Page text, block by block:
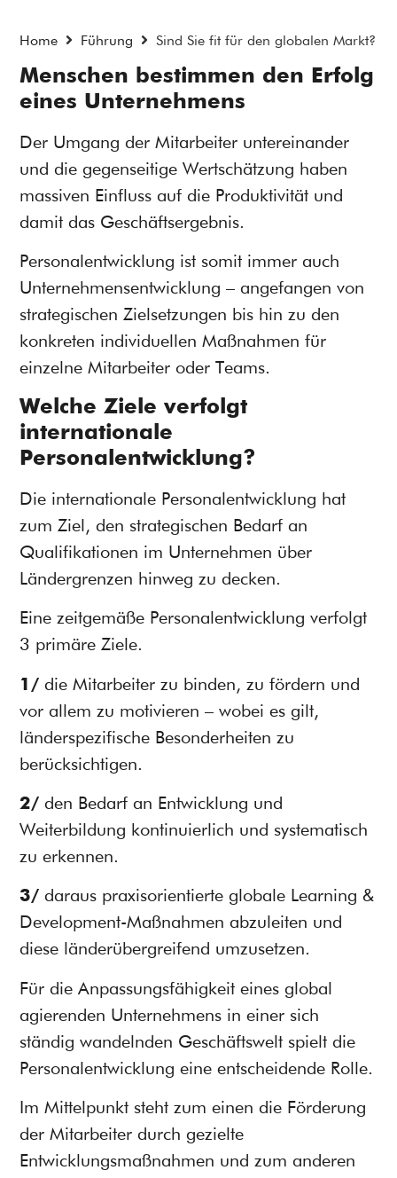
Home Führung Sind Sie fit für den globalen Markt?
Menschen bestimmen den Erfolg
eines Unternehmens
Der Umgang der Mitarbeiter untereinander
und die gegenseitige Wertschätzung haben
massiven Einfluss auf die Produktivität und
damit das Geschäftsergebnis.
Personalentwicklung ist somit immer auch
Unternehmensentwicklung – angefangen von
strategischen Zielsetzungen bis hin zu den
konkreten individuellen Maßnahmen für
einzelne Mitarbeiter oder Teams.
Welche Ziele verfolgt
internationale
Personalentwicklung?
Die internationale Personalentwicklung hat
zum Ziel, den strategischen Bedarf an
Qualifikationen im Unternehmen über
Ländergrenzen hinweg zu decken.
Eine zeitgemäße Personalentwicklung verfolgt
3 primäre Ziele.
1/ die Mitarbeiter zu binden, zu fördern und
vor allem zu motivieren – wobei es gilt,
länderspezifische Besonderheiten zu
berücksichtigen.
2/ den Bedarf an Entwicklung und
Weiterbildung kontinuierlich und systematisch
zu erkennen.
3/ daraus praxisorientierte globale Learning &
Development-Maßnahmen abzuleiten und
diese länderübergreifend umzusetzen.
Für die Anpassungsfähigkeit eines global
agierenden Unternehmens in einer sich
ständig wandelnden Geschäftswelt spielt die
Personalentwicklung eine entscheidende Rolle.
Im Mittelpunkt steht zum einen die Förderung
der Mitarbeiter durch gezielte
Entwicklungsmaßnahmen und zum anderen